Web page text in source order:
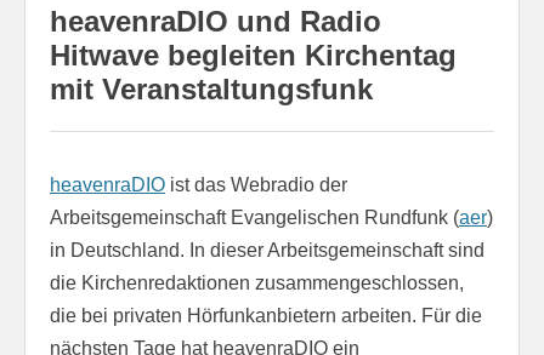
heavenraDIO und Radio
Hitwave begleiten Kirchentag
mit Veranstaltungsfunk
heavenraDIO ist das Webradio der
Arbeitsgemeinschaft Evangelischen Rundfunk (aer)
in Deutschland. In dieser Arbeitsgemeinschaft sind
die Kirchenredaktionen zusammengeschlossen,
die bei privaten Hörfunkanbietern arbeiten. Für die
nächsten Tage hat heavenraDIO ein